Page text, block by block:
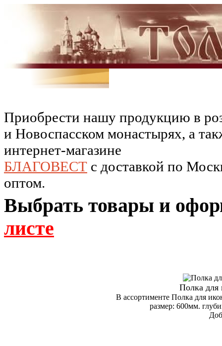
Приобрести нашу продукцию в
и Новоспасском монастырях, а
интернет-магазине
БЛАГОВЕСТ c доставкой по
оптом.
Выбрать товары и
листе
Полка для
В ассортименте Полка для
размер: 600мм.